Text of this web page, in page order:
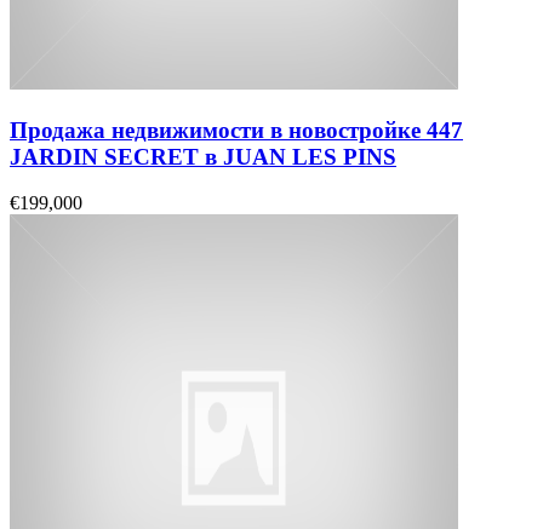
Продажа недвижимости в новостройке 447
JARDIN SECRET в JUAN LES PINS
€199,000